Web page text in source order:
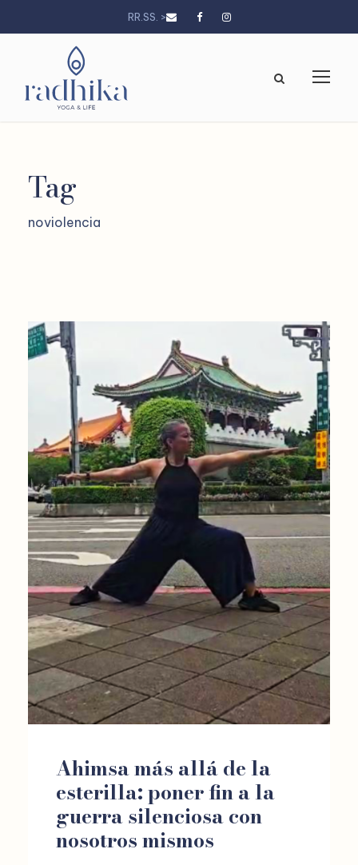
RR.SS. >
Tag
noviolencia
Ahimsa más allá de la
esterilla: poner fin a la
guerra silenciosa con
nosotros mismos